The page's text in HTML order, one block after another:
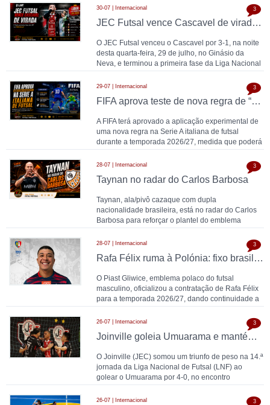
30-07 | Internacional
JEC Futsal vence Cascavel de virada e fecha primeira fase da LNF na liderança
O JEC Futsal venceu o Cascavel por 3-1, na noite
desta quarta-feira, 29 de julho, no Ginásio da
Neva, e terminou a primeira fase da Liga Nacional
de
3
29-07 | Internacional
FIFA aprova teste de nova regra de “campo atrás” na Serie A italiana
A FIFA terá aprovado a aplicação experimental de
uma nova regra na Serie A italiana de futsal
durante a temporada 2026/27, medida que poderá
provo
3
28-07 | Internacional
Taynan no radar do Carlos Barbosa
Taynan, ala/pivô cazaque com dupla
nacionalidade brasileira, está no radar do Carlos
Barbosa para reforçar o plantel do emblema
gaúcho para a temp
3
28-07 | Internacional
Rafa Félix ruma à Polónia: fixo brasileiro com passagem por Portugal ao serviço do Sporting CP e do Torreense é reforço do Piast Gliwice para 2026/27
O Piast Gliwice, emblema polaco do futsal
masculino, oficializou a contratação de Rafa Félix
para a temporada 2026/27, dando continuidade a
um
3
26-07 | Internacional
Joinville goleia Umuarama e mantém-se na luta pela liderança da Liga Nacional de Futsal do Brasil
O Joinville (JEC) somou um triunfo de peso na 14.ª
jornada da Liga Nacional de Futsal (LNF) ao
golear o Umuarama por 4-0, no encontro
disputado este
3
26-07 | Internacional 3